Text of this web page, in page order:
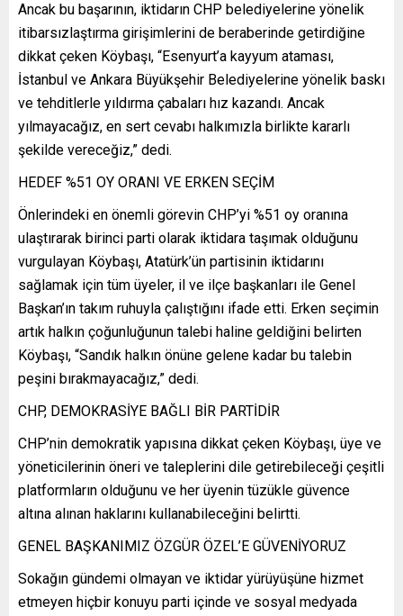
Ancak bu başarının, iktidarın CHP belediyelerine yönelik
itibarsızlaştırma girişimlerini de beraberinde getirdiğine
dikkat çeken Köybaşı, “Esenyurt’a kayyum ataması,
İstanbul ve Ankara Büyükşehir Belediyelerine yönelik baskı
ve tehditlerle yıldırma çabaları hız kazandı. Ancak
yılmayacağız, en sert cevabı halkımızla birlikte kararlı
şekilde vereceğiz,” dedi.
HEDEF %51 OY ORANI VE ERKEN SEÇİM
Önlerindeki en önemli görevin CHP’yi %51 oy oranına
ulaştırarak birinci parti olarak iktidara taşımak olduğunu
vurgulayan Köybaşı, Atatürk’ün partisinin iktidarını
sağlamak için tüm üyeler, il ve ilçe başkanları ile Genel
Başkan’ın takım ruhuyla çalıştığını ifade etti. Erken seçimin
artık halkın çoğunluğunun talebi haline geldiğini belirten
Köybaşı, “Sandık halkın önüne gelene kadar bu talebin
peşini bırakmayacağız,” dedi.
CHP, DEMOKRASİYE BAĞLI BİR PARTİDİR
CHP’nin demokratik yapısına dikkat çeken Köybaşı, üye ve
yöneticilerinin öneri ve taleplerini dile getirebileceği çeşitli
platformların olduğunu ve her üyenin tüzükle güvence
altına alınan haklarını kullanabileceğini belirtti.
GENEL BAŞKANIMIZ ÖZGÜR ÖZEL’E GÜVENİYORUZ
Sokağın gündemi olmayan ve iktidar yürüyüşüne hizmet
etmeyen hiçbir konuyu parti içinde ve sosyal medyada